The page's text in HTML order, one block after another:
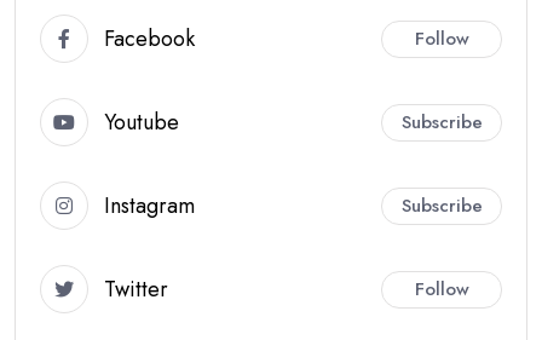
Facebook Follow
Youtube Subscribe
Instagram Subscribe
Twitter Follow